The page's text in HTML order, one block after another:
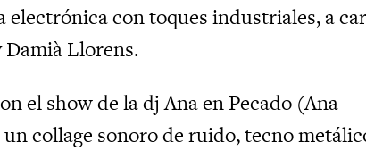
electrónica con toques industriales, a
Llorens.
el show de la dj Ana en Pecado (Ana
collage sonoro de ruido, tecno